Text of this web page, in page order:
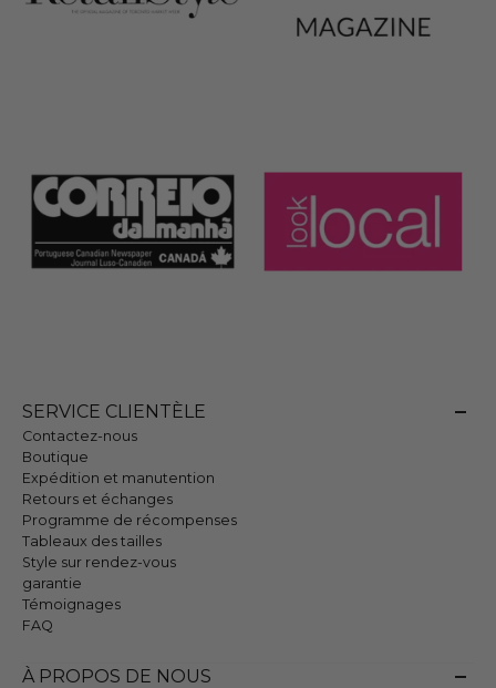
SERVICE CLIENTÈLE
Contactez-nous
Boutique
Expédition et manutention
Retours et échanges
Programme de récompenses
Tableaux des tailles
Style sur rendez-vous
garantie
Témoignages
FAQ
À PROPOS DE NOUS